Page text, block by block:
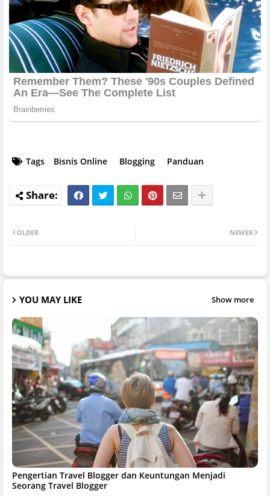
Tags Bisnis Online Blogging Panduan
NEWER
OLDER
YOU MAY LIKE Show more
Pengertian Travel Blogger dan Keuntungan Menjadi
Seorang Travel Blogger